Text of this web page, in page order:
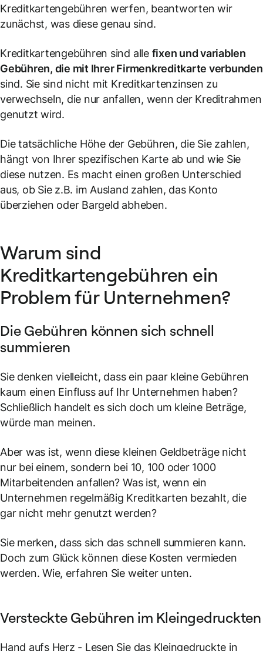
Kreditkartengebühren werfen, beantworten wir
zunächst, was diese genau sind.
Kreditkartengebühren sind alle fixen und variablen
Gebühren, die mit Ihrer Firmenkreditkarte verbunden
sind. Sie sind nicht mit Kreditkartenzinsen zu
verwechseln, die nur anfallen, wenn der Kreditrahmen
genutzt wird.
Die tatsächliche Höhe der Gebühren, die Sie zahlen,
hängt von Ihrer spezifischen Karte ab und wie Sie
diese nutzen. Es macht einen großen Unterschied
aus, ob Sie z.B. im Ausland zahlen, das Konto
überziehen oder Bargeld abheben.
Warum sind
Kreditkartengebühren ein
Problem für Unternehmen?
Die Gebühren können sich schnell
summieren
Sie denken vielleicht, dass ein paar kleine Gebühren
kaum einen Einfluss auf Ihr Unternehmen haben?
Schließlich handelt es sich doch um kleine Beträge,
würde man meinen.
Aber was ist, wenn diese kleinen Geldbeträge nicht
nur bei einem, sondern bei 10, 100 oder 1000
Mitarbeitenden anfallen? Was ist, wenn ein
Unternehmen regelmäßig Kreditkarten bezahlt, die
gar nicht mehr genutzt werden?
Sie merken, dass sich das schnell summieren kann.
Doch zum Glück können diese Kosten vermieden
werden. Wie, erfahren Sie weiter unten.
Versteckte Gebühren im Kleingedruckten
Hand aufs Herz - Lesen Sie das Kleingedruckte in